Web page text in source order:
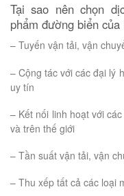
Tại sao nên chọn
phẩm đường biển của
– Tuyến vận tải, vận
– Cộng tác với các đại lý
uy tín
– Kết nối linh hoạt với
và trên thế giới
– Tần suất vận tải, vận
– Thu xếp tất cả các loại